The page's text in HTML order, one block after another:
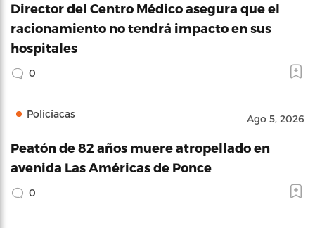
Director del Centro Médico asegura que el
racionamiento no tendrá impacto en sus
hospitales
0
Policíacas Ago 5, 2026
Peatón de 82 años muere atropellado en
avenida Las Américas de Ponce
0